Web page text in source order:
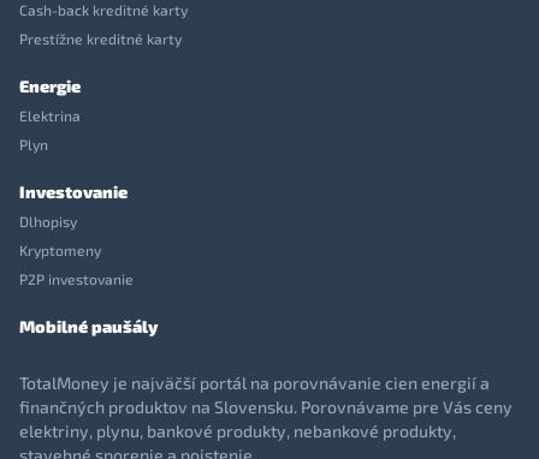
Cash-back kreditné karty
Prestížne kreditné karty
Energie
Elektrina
Plyn
Investovanie
Dlhopisy
Kryptomeny
P2P investovanie
Mobilné paušály
TotalMoney je najväčší portál na porovnávanie cien energií a
finančných produktov na Slovensku. Porovnávame pre Vás ceny
elektriny, plynu, bankové produkty, nebankové produkty,
stavebné sporenie a poistenie.